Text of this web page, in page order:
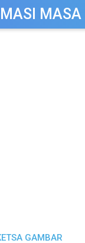
MASA
GAMBAR